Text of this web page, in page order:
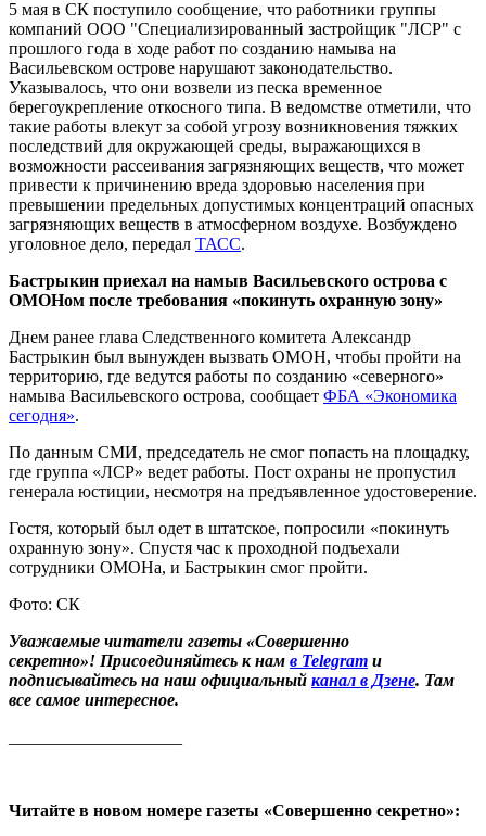
5 мая в СК поступило сообщение, что работники группы
компаний ООО "Специализированный застройщик "ЛСР" с
прошлого года в ходе работ по созданию намыва на
Васильевском острове нарушают законодательство.
Указывалось, что они возвели из песка временное
берегоукрепление откосного типа. В ведомстве отметили, что
такие работы влекут за собой угрозу возникновения тяжких
последствий для окружающей среды, выражающихся в
возможности рассеивания загрязняющих веществ, что может
привести к причинению вреда здоровью населения при
превышении предельных допустимых концентраций опасных
загрязняющих веществ в атмосферном воздухе. Возбуждено
уголовное дело, передал ТАСС.
Бастрыкин приехал на намыв Васильевского острова с
ОМОНом после требования «покинуть охранную зону»
Днем ранее глава Следственного комитета Александр
Бастрыкин был вынужден вызвать ОМОН, чтобы пройти на
территорию, где ведутся работы по созданию «северного»
намыва Васильевского острова, сообщает ФБА «Экономика
сегодня».
По данным СМИ, председатель не смог попасть на площадку,
где группа «ЛСР» ведет работы. Пост охраны не пропустил
генерала юстиции, несмотря на предъявленное удостоверение.
Гостя, который был одет в штатское, попросили «покинуть
охранную зону». Спустя час к проходной подъехали
сотрудники ОМОНа, и Бастрыкин смог пройти.
Фото: СК
Уважаемые читатели газеты «Совершенно
секретно»! Присоединяйтесь к нам в Telegram и
подписывайтесь на наш официальный канал в Дзене. Там
все самое интересное.
Читайте в новом номере газеты «Совершенно секретно»: